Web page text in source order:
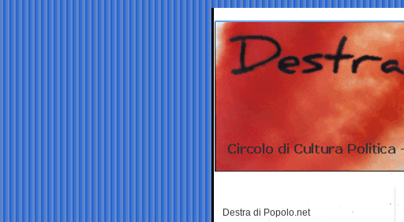
Destra di Popolo.net